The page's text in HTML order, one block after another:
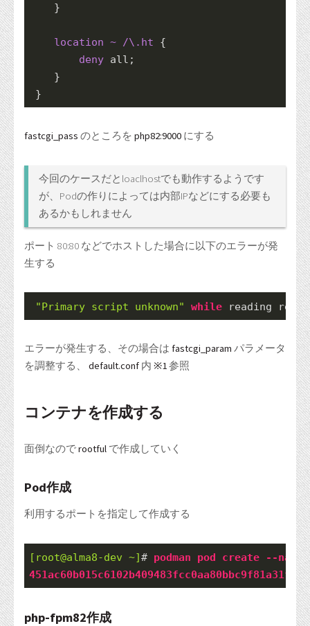
    }
location ~ /\.ht {
deny all;
    }
}
fastcgi_pass のところを php82:9000 にする
今回のケースだとloaclhostでも動作するようです
が、Podの作りによっては内部IPなどにする必要も
あるかもしれません
ポート 80:80 などでホストした場合に以下のエラーが発
生する
"Primary script unknown" while reading
エラーが発生する、その場合は fastcgi_param パラメータ
を調整する、 default.conf 内 ※1参照
コンテナを作成する
面倒なのでrootful で作成していく
Pod作成
利用するポートを指定して作成する
[root@alma8-dev ~]# podman pod create --name
php-fpm82作成